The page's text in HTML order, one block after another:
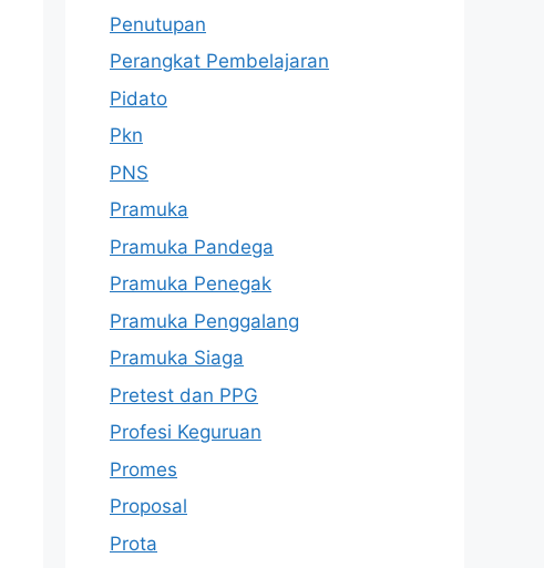
Penutupan
Perangkat Pembelajaran
Pidato
Pkn
PNS
Pramuka
Pramuka Pandega
Pramuka Penegak
Pramuka Penggalang
Pramuka Siaga
Pretest dan PPG
Profesi Keguruan
Promes
Proposal
Prota